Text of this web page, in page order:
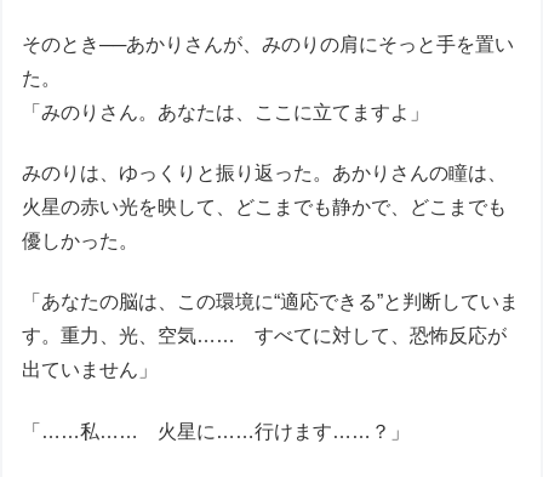
そのとき──あかりさんが、みのりの肩にそっと手を置い
た。
「みのりさん。あなたは、ここに立てますよ」
みのりは、ゆっくりと振り返った。あかりさんの瞳は、
火星の赤い光を映して、どこまでも静かで、どこまでも
優しかった。
「あなたの脳は、この環境に“適応できる”と判断していま
す。重力、光、空気…… すべてに対して、恐怖反応が
出ていません」
「……私…… 火星に……行けます……？」